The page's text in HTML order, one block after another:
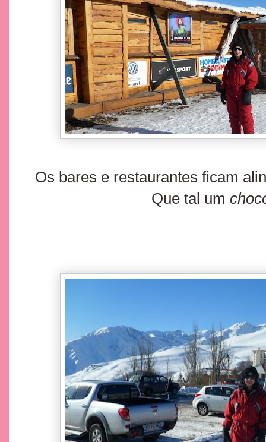
Os bares e restaurantes ficam
Que tal um